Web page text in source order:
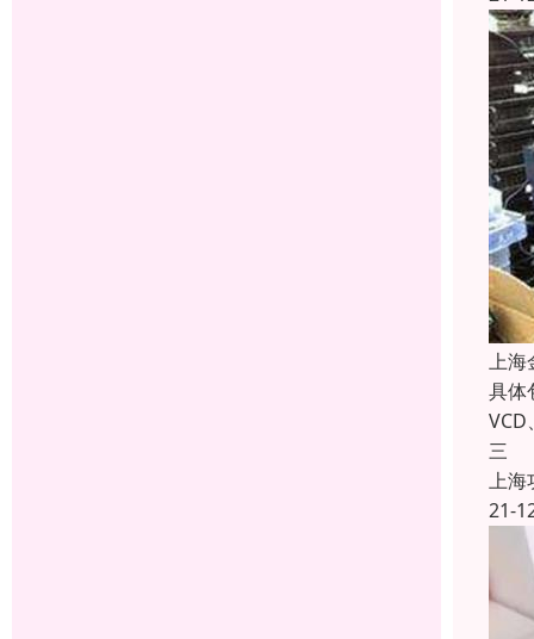
上海
具体
VCD
三
上海
21-